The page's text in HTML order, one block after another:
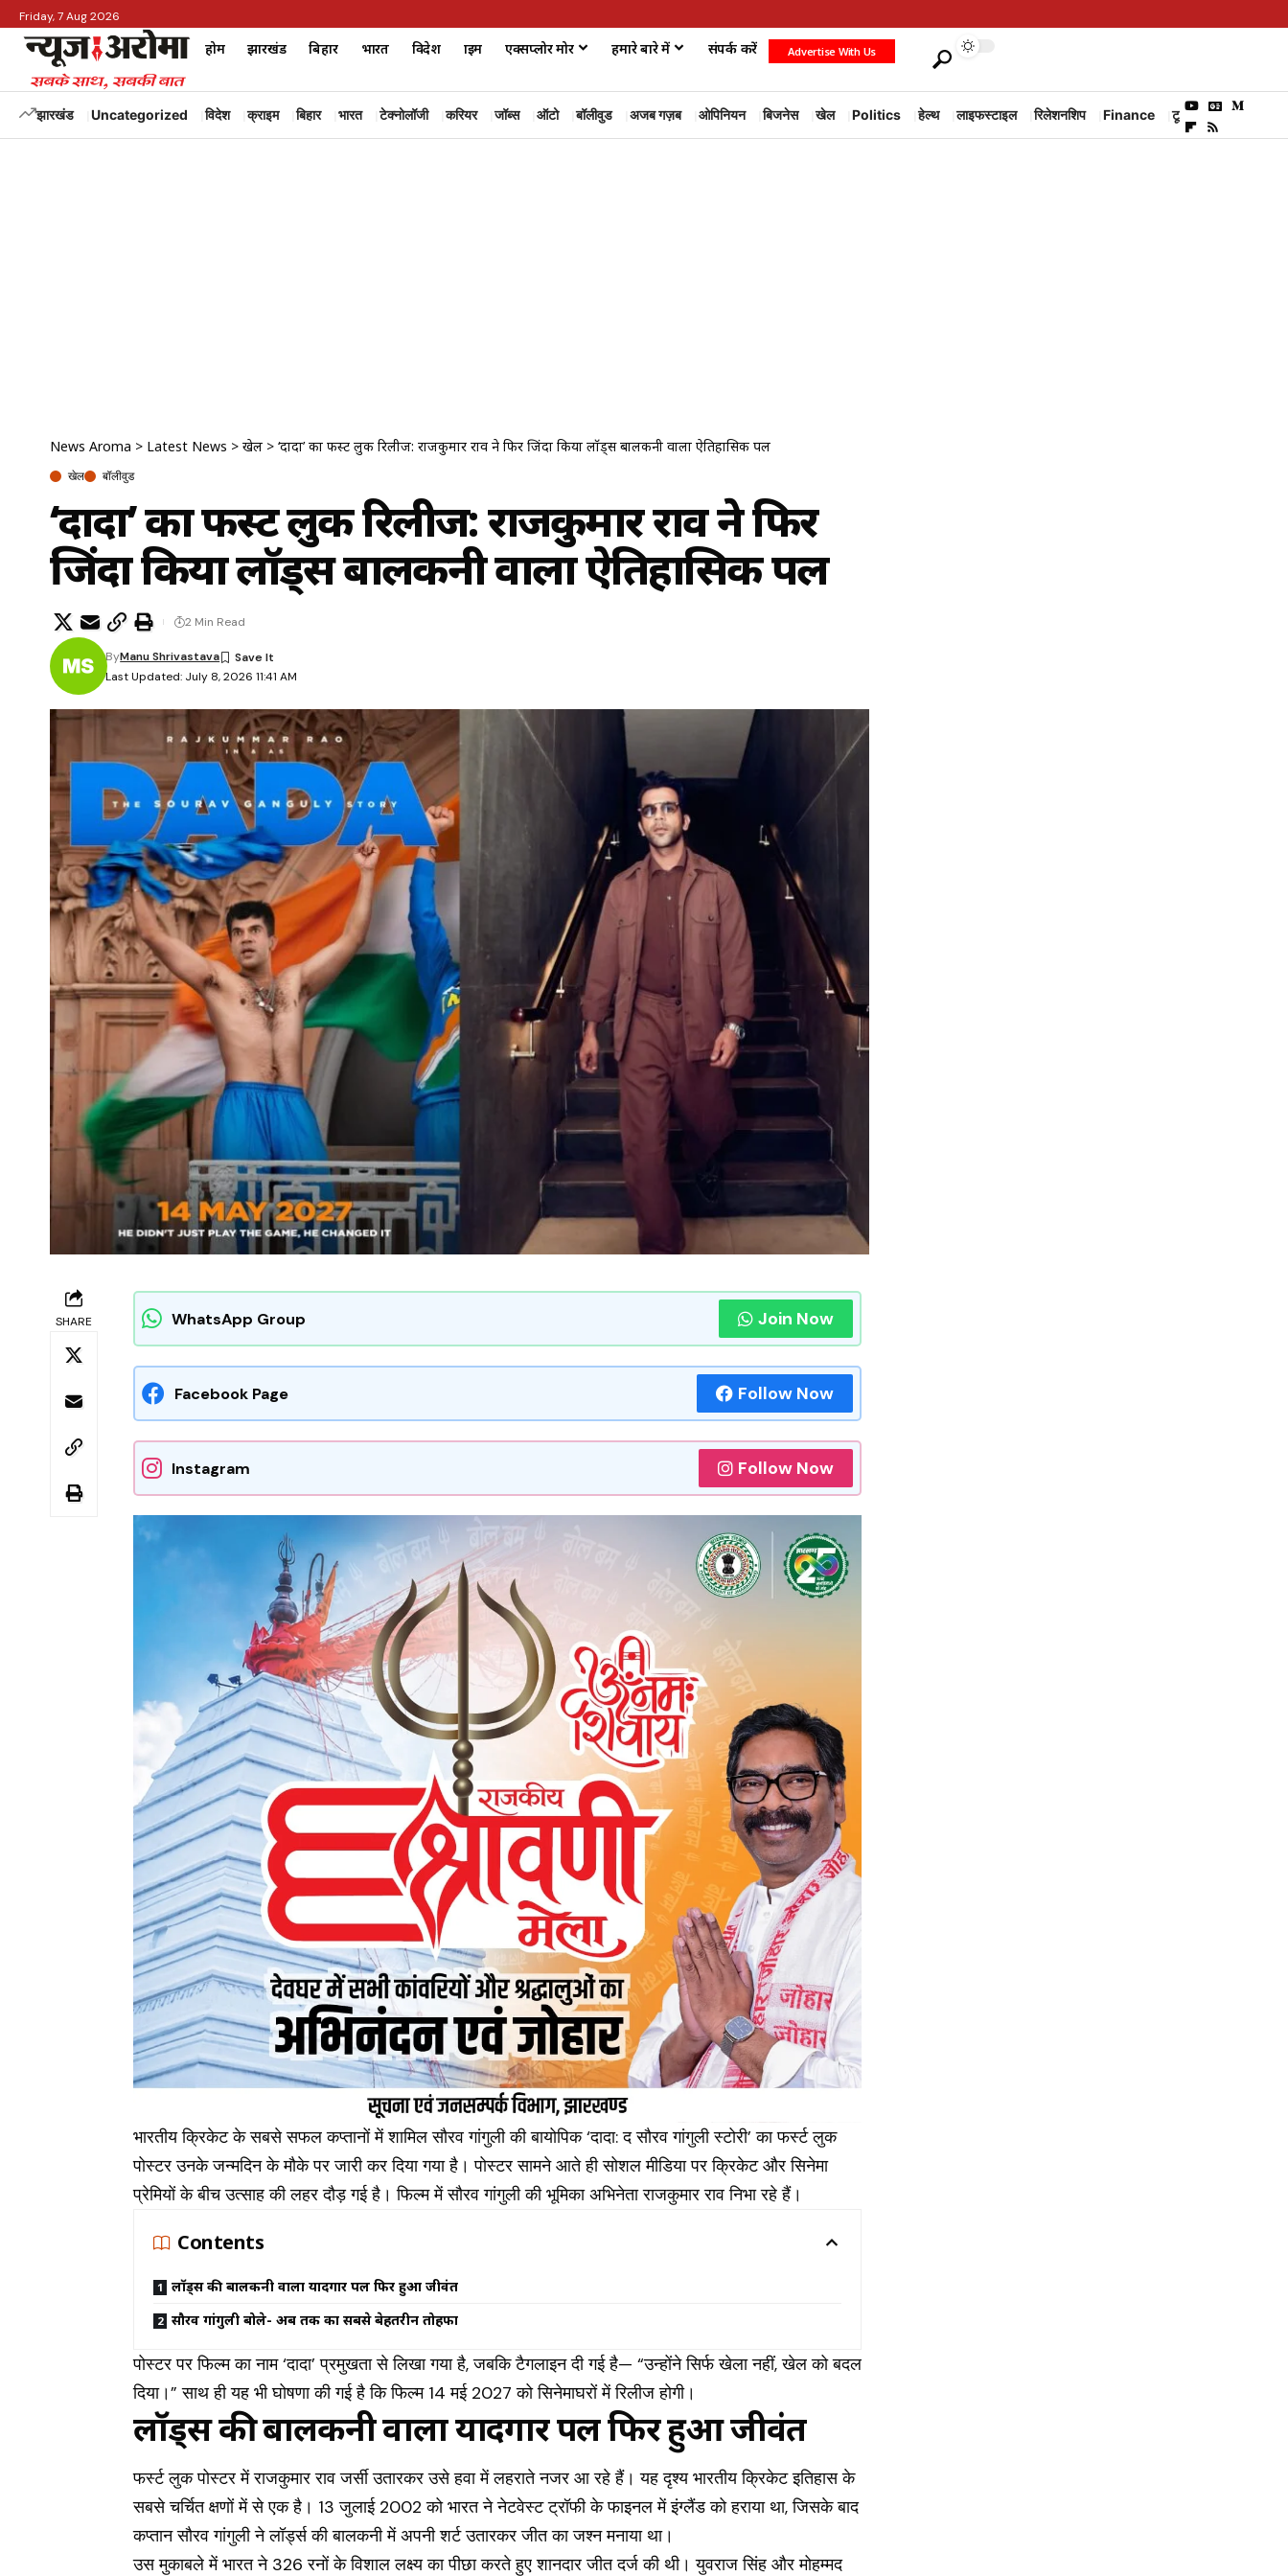
Friday, 7 Aug 2026
होम झारखंड बिहार भारत विदेश क्राइम एक्सप्लोर मोर हमारे बारे में संपर्क करें Advertise With Us
झारखंड Uncategorized विदेश क्राइम बिहार भारत टेक्नोलॉजी करियर जॉब्स ऑटो बॉलीवुड अजब गज़ब ओपिनियन बिजनेस खेल Politics हेल्थ लाइफस्टाइल रिलेशनशिप Finance टूरिज्म
News Aroma > Latest News > खेल > ‘दादा’ का फर्स्ट लुक रिलीज: राजकुमार राव ने फिर जिंदा किया लॉर्ड्स बालकनी वाला ऐतिहासिक पल
खेल बॉलीवुड
‘दादा’ का फर्स्ट लुक रिलीज: राजकुमार राव ने फिर
जिंदा किया लॉर्ड्स बालकनी वाला ऐतिहासिक पल
Last Updated: July 8, 2026 11:41 AM
ByManu Shrivastava
2 Min Read
SHARE WhatsApp Group Join Now
Facebook Page Follow Now
Instagram Follow Now
भारतीय क्रिकेट के सबसे सफल कप्तानों में शामिल सौरव गांगुली की बायोपिक ‘दादा: द सौरव गांगुली स्टोरी’ का फर्स्ट लुक
पोस्टर उनके जन्मदिन के मौके पर जारी कर दिया गया है। पोस्टर सामने आते ही सोशल मीडिया पर क्रिकेट और सिनेमा
प्रेमियों के बीच उत्साह की लहर दौड़ गई है। फिल्म में सौरव गांगुली की भूमिका अभिनेता राजकुमार राव निभा रहे हैं।
Contents
लॉर्ड्स की बालकनी वाला यादगार पल फिर हुआ जीवंत
सौरव गांगुली बोले- अब तक का सबसे बेहतरीन तोहफा
पोस्टर पर फिल्म का नाम ‘दादा’ प्रमुखता से लिखा गया है, जबकि टैगलाइन दी गई है— “उन्होंने सिर्फ खेला नहीं, खेल को बदल
दिया।” साथ ही यह भी घोषणा की गई है कि फिल्म 14 मई 2027 को सिनेमाघरों में रिलीज होगी।
लॉर्ड्स की बालकनी वाला यादगार पल फिर हुआ जीवंत
फर्स्ट लुक पोस्टर में राजकुमार राव जर्सी उतारकर उसे हवा में लहराते नजर आ रहे हैं। यह दृश्य भारतीय क्रिकेट इतिहास के
सबसे चर्चित क्षणों में से एक है। 13 जुलाई 2002 को भारत ने नेटवेस्ट ट्रॉफी के फाइनल में इंग्लैंड को हराया था, जिसके बाद
कप्तान सौरव गांगुली ने लॉर्ड्स की बालकनी में अपनी शर्ट उतारकर जीत का जश्न मनाया था।
उस मुकाबले में भारत ने 326 रनों के विशाल लक्ष्य का पीछा करते हुए शानदार जीत दर्ज की थी। युवराज सिंह और मोहम्मद